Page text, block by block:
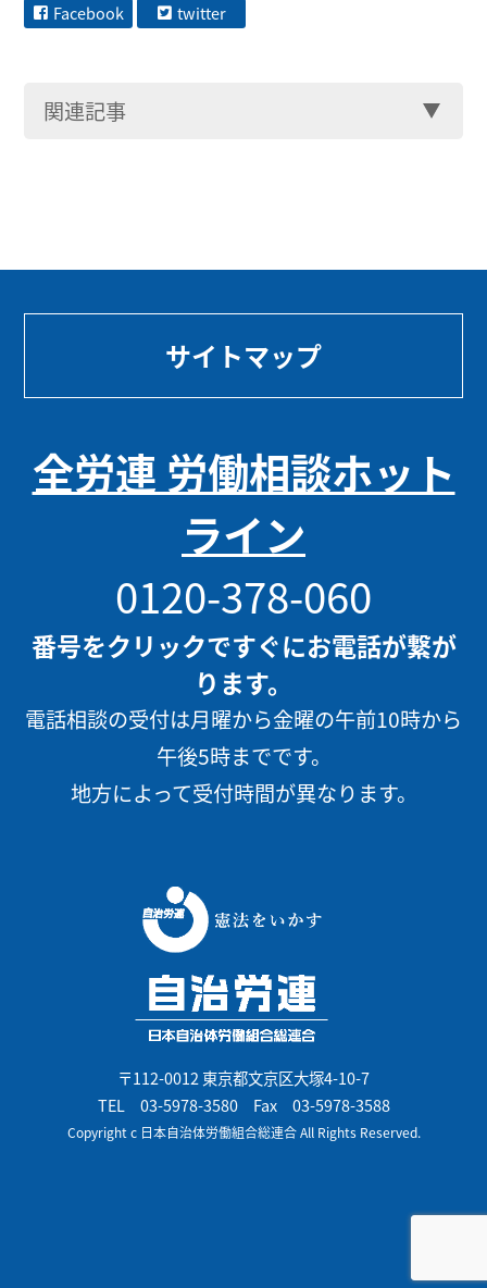
Facebook twitter
関連記事
サイトマップ
全労連 労働相談ホット
ライン
0120-378-060
番号をクリックですぐにお電話が繋が
ります。
電話相談の受付は月曜から金曜の午前10時から
午後5時までです。
地方によって受付時間が異なります。
〒112-0012 東京都文京区大塚4-10-7
TEL 03-5978-3580Fax 03-5978-3588
Copyright c 日本自治体労働組合総連合 All Rights Reserved.